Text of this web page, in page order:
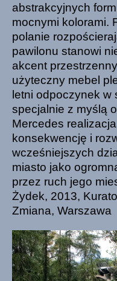
abstrakcyjnych
mocnymi kolorami.
polanie
pawilonu stanowi
akcent
użyteczny mebel
letni odpoczynek w
specjalnie z myślą
Mercedes
konsekwencję i
wcześniejszych
miasto jako
przez ruch jego
Żydek, 2013,
Zmiana, Warszawa